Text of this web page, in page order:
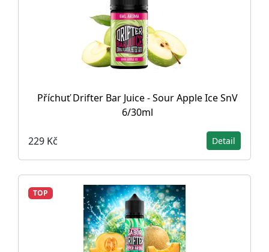
Příchuť Drifter Bar Juice - Sour Apple Ice SnV
6/30ml
229 Kč Detail
TOP